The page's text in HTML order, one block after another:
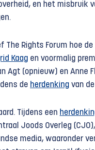
en het misbruik
The Rights Forum hoe
Kaag en voormalig
Agt (opnieuw) en Anne
de herdenking van
Tijdens een
Joods Overleg
media, waaronder